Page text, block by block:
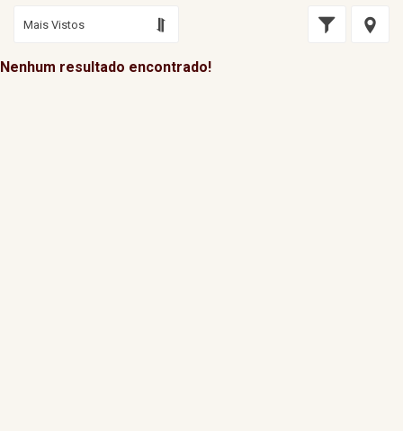
Nenhum resultado encontrado!